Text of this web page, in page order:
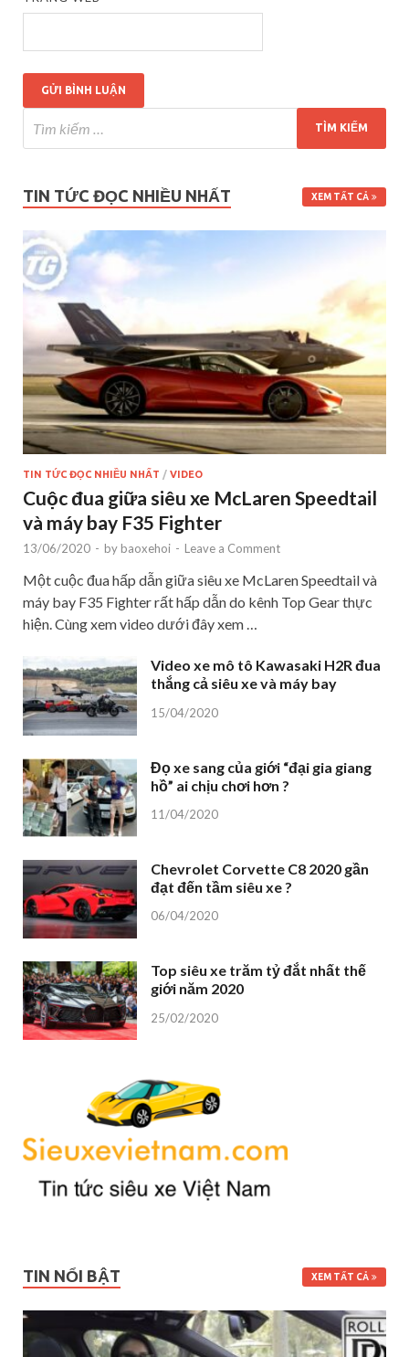
TIN TỨC ĐỌC NHIỀU NHẤT XEM TẤT CẢ
TIN TỨC ĐỌC NHIỀU NHẤT / VIDEO
Cuộc đua giữa siêu xe McLaren Speedtail
và máy bay F35 Fighter
13/06/2020 - by baoxehoi - Leave a Comment
Một cuộc đua hấp dẫn giữa siêu xe McLaren Speedtail và
máy bay F35 Fighter rất hấp dẫn do kênh Top Gear thực
hiện. Cùng xem video dưới đây xem …
Video xe mô tô Kawasaki H2R đua
thắng cả siêu xe và máy bay
15/04/2020
Đọ xe sang của giới “đại gia giang
hồ” ai chịu chơi hơn ?
11/04/2020
Chevrolet Corvette C8 2020 gần
đạt đến tầm siêu xe ?
06/04/2020
Top siêu xe trăm tỷ đắt nhất thế
giới năm 2020
25/02/2020
TIN NỔI BẬT XEM TẤT CẢ